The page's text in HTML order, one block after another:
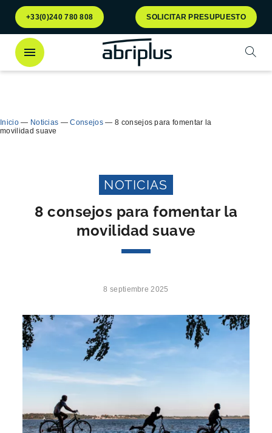
Ir al
menú
Ir al
contenido
+33(0)240 780 808 SOLICITAR PRESUPUESTO
Abrir
Inicio— Noticias —Consejos— 8 consejos para fomentar la
movilidad suave
NOTICIAS
8 consejos para fomentar la
movilidad suave
8 septiembre 2025